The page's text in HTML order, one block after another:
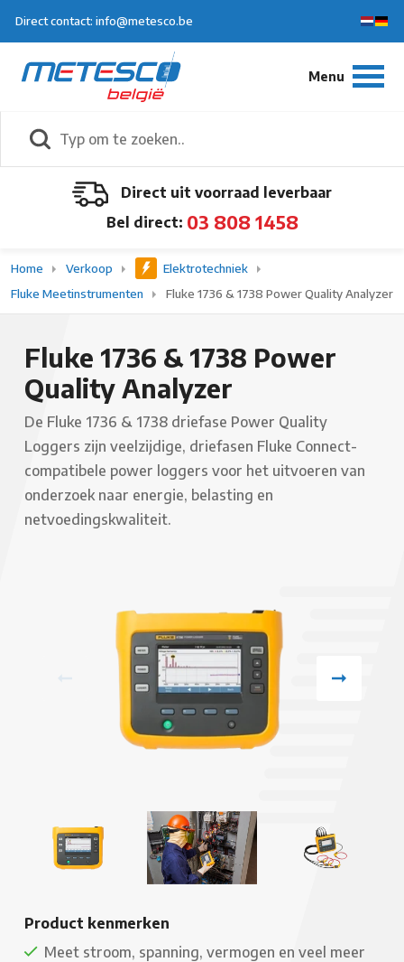
Direct contact: info@metesco.be
Direct uit voorraad leverbaar
Bel direct: 03 808 1458
Home Verkoop
Elektrotechniek
Fluke Meetinstrumenten
Fluke 1736 & 1738 Power Quality Analyzer
Fluke 1736 & 1738 Power
Quality Analyzer
De Fluke 1736 & 1738 driefase Power Quality
Loggers zijn veelzijdige, driefasen Fluke Connect-
compatibele power loggers voor het uitvoeren van
onderzoek naar energie, belasting en
netvoedingskwaliteit.
Product kenmerken
Meet stroom, spanning, vermogen en veel meer